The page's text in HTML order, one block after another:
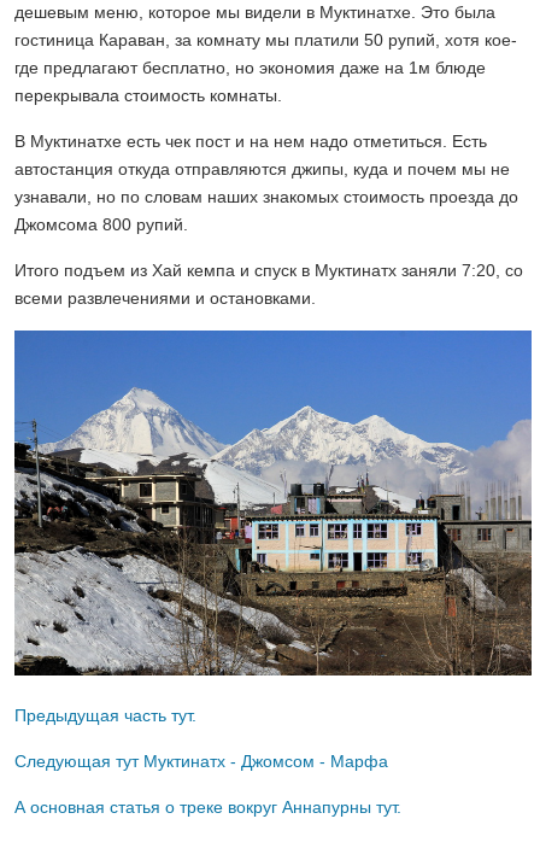
дешевым меню, которое мы видели в Муктинатхе. Это была
гостиница Караван, за комнату мы платили 50 рупий, хотя кое-
где предлагают бесплатно, но экономия даже на 1м блюде
перекрывала стоимость комнаты.
В Муктинатхе есть чек пост и на нем надо отметиться. Есть
автостанция откуда отправляются джипы, куда и почем мы не
узнавали, но по словам наших знакомых стоимость проезда до
Джомсома 800 рупий.
Итого подъем из Хай кемпа и спуск в Муктинатх заняли 7:20, со
всеми развлечениями и остановками.
Предыдущая часть тут.
Следующая тут Муктинатх - Джомсом - Марфа
А основная статья о треке вокруг Аннапурны тут.